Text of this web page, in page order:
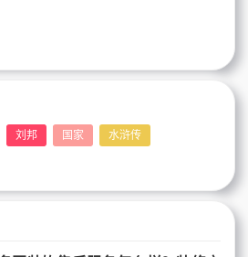
刘邦 国家 水浒传